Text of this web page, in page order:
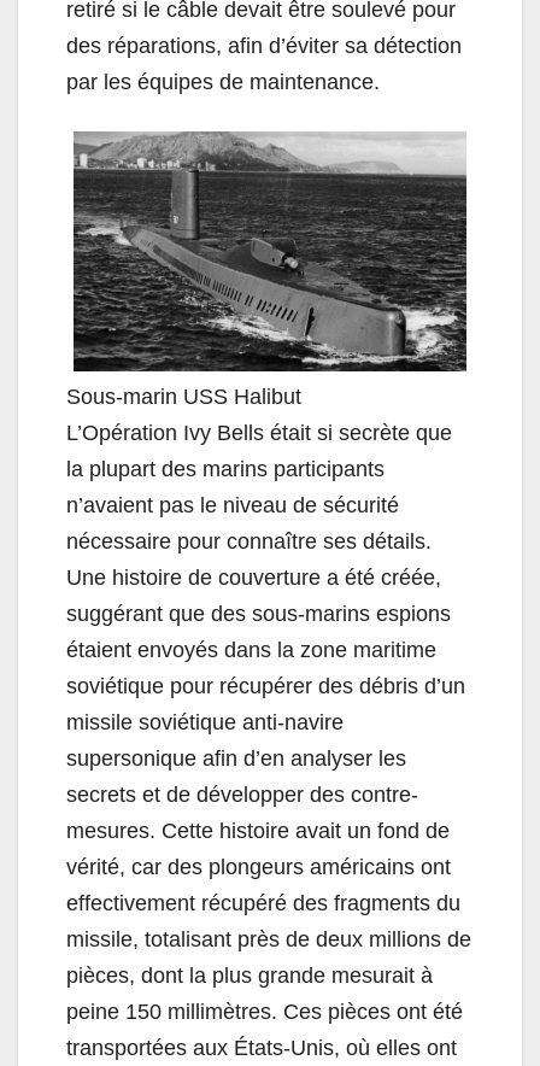
retiré si le câble devait être soulevé pour
des réparations, afin d’éviter sa détection
par les équipes de maintenance.
Sous-marin USS Halibut
L’Opération Ivy Bells était si secrète que
la plupart des marins participants
n’avaient pas le niveau de sécurité
nécessaire pour connaître ses détails.
Une histoire de couverture a été créée,
suggérant que des sous-marins espions
étaient envoyés dans la zone maritime
soviétique pour récupérer des débris d’un
missile soviétique anti-navire
supersonique afin d’en analyser les
secrets et de développer des contre-
mesures. Cette histoire avait un fond de
vérité, car des plongeurs américains ont
effectivement récupéré des fragments du
missile, totalisant près de deux millions de
pièces, dont la plus grande mesurait à
peine 150 millimètres. Ces pièces ont été
transportées aux États-Unis, où elles ont